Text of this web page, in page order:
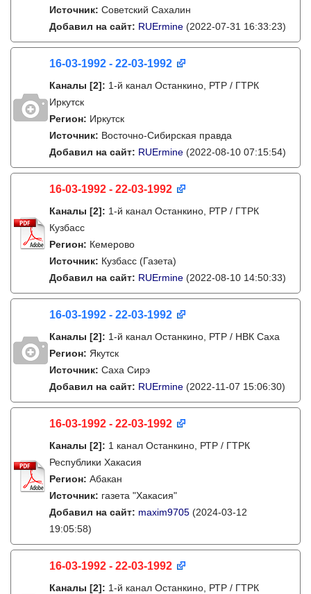
Источник: Советский Сахалин
Добавил на сайт: RUErmine (2022-07-31 16:33:23)
16-03-1992 - 22-03-1992
Каналы [2]: 1-й канал Останкино, РТР / ГТРК
Иркутск
Регион: Иркутск
Источник: Восточно-Сибирская правда
Добавил на сайт: RUErmine (2022-08-10 07:15:54)
16-03-1992 - 22-03-1992
Каналы [2]: 1-й канал Останкино, РТР / ГТРК
Кузбасс
Регион: Кемерово
Источник: Кузбасс (Газета)
Добавил на сайт: RUErmine (2022-08-10 14:50:33)
16-03-1992 - 22-03-1992
Каналы [2]: 1-й канал Останкино, РТР / НВК Саха
Регион: Якутск
Источник: Саха Сирэ
Добавил на сайт: RUErmine (2022-11-07 15:06:30)
16-03-1992 - 22-03-1992
Каналы [2]: 1 канал Останкино, РТР / ГТРК
Республики Хакасия
Регион: Абакан
Источник: газета "Хакасия"
Добавил на сайт: maxim9705 (2024-03-12
19:05:58)
16-03-1992 - 22-03-1992
Каналы [2]: 1-й канал Останкино, РТР / ГТРК